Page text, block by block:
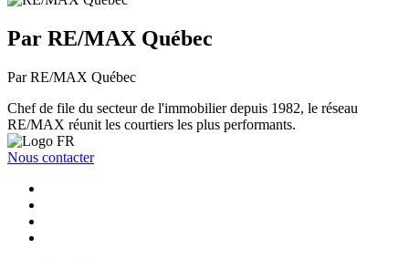
Par RE/MAX Québec
Par RE/MAX Québec
Chef de file du secteur de l'immobilier depuis 1982, le réseau
RE/MAX réunit les courtiers les plus performants.
Nous contacter